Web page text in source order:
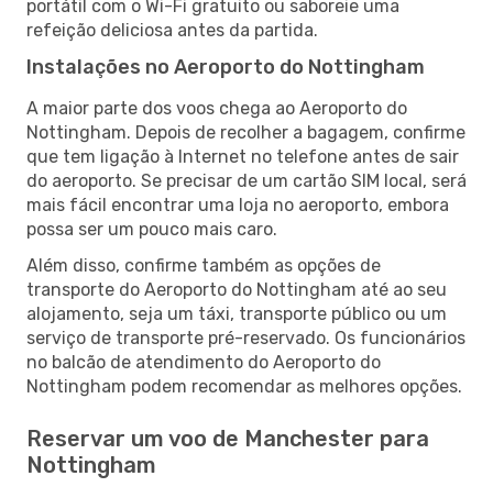
portátil com o Wi-Fi gratuito ou saboreie uma
refeição deliciosa antes da partida.
Instalações no Aeroporto do Nottingham
A maior parte dos voos chega ao Aeroporto do
Nottingham. Depois de recolher a bagagem, confirme
que tem ligação à Internet no telefone antes de sair
do aeroporto. Se precisar de um cartão SIM local, será
mais fácil encontrar uma loja no aeroporto, embora
possa ser um pouco mais caro.
Além disso, confirme também as opções de
transporte do Aeroporto do Nottingham até ao seu
alojamento, seja um táxi, transporte público ou um
serviço de transporte pré-reservado. Os funcionários
no balcão de atendimento do Aeroporto do
Nottingham podem recomendar as melhores opções.
Reservar um voo de Manchester para
Nottingham